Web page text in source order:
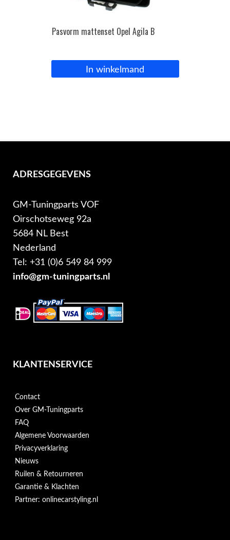
Pasvorm mattenset Opel Agila B
In winkelmand
ADRESGEGEVENS
GM-Tuningparts VOF
Oirschotseweg 92a
5684 NL Best
Nederland
Tel: +31 (0)6 549 84 999
info@gm-tuningparts.nl
KLANTENSERVICE
Contact
Over GM-Tuningparts
FAQ
Algemene Voorwaarden
Privacyverklaring
Nieuws
Ruilen & Retourneren
Garantie & Klachten
Partner: onlinecarstyling.nl